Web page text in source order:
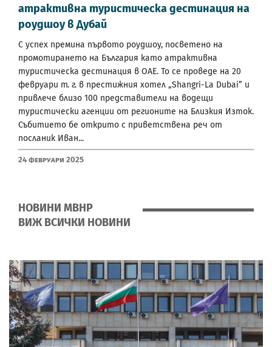
атрактивна туристическа дестинация на
роудшоу в Дубай
С успех премина първото роудшоу, посветено на
промотирането на България като атрактивна
туристическа дестинация в ОАЕ. То се проведе на 20
февруари т. г. в престижния хотел „Shangri-La Dubai” и
привлече близо 100 представители на водещи
туристически агенции от регионите на Близкия Изток.
Събитието бе открито с приветствена реч от
посланик Иван...
24 Февруари 2025
НОВИНИ МВНР
ВИЖ ВСИЧКИ НОВИНИ